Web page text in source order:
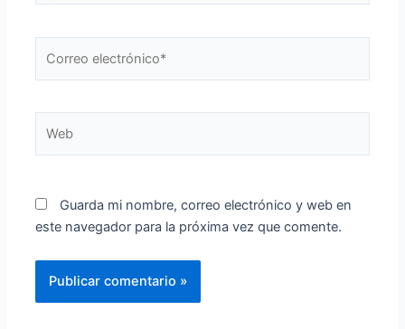
electrónico*
Guarda mi nombre, correo electrónico y web en
este navegador para la próxima vez que comente.